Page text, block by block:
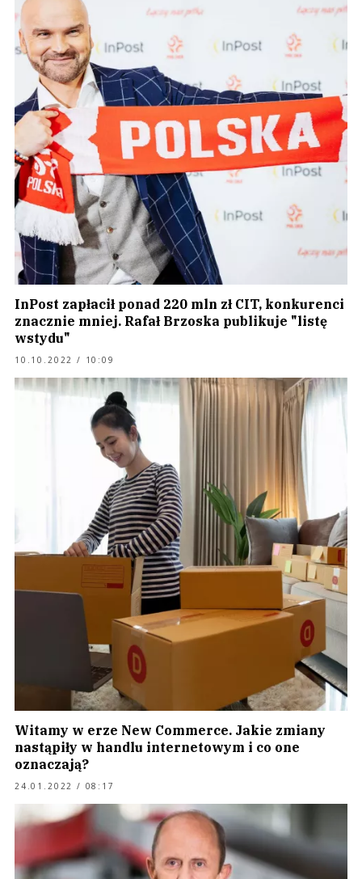
InPost zapłacił ponad 220 mln zł CIT, konkurenci
znacznie mniej. Rafał Brzoska publikuje "listę
wstydu"
10.10.2022 / 10:09
Witamy w erze New Commerce. Jakie zmiany
nastąpiły w handlu internetowym i co one
oznaczają?
24.01.2022 / 08:17